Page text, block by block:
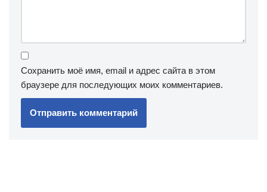
Сохранить моё имя, email и адрес сайта в этом
браузере для последующих моих комментариев.